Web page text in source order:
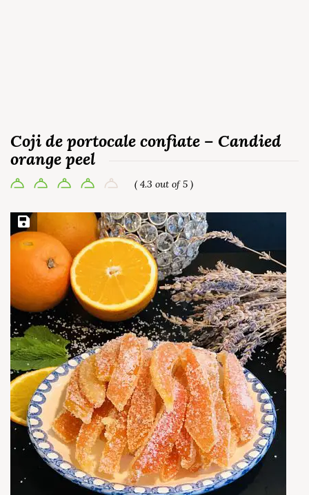
Coji de portocale confiate – Candied
orange peel
( 4.3 out of 5 )
Save Recipe